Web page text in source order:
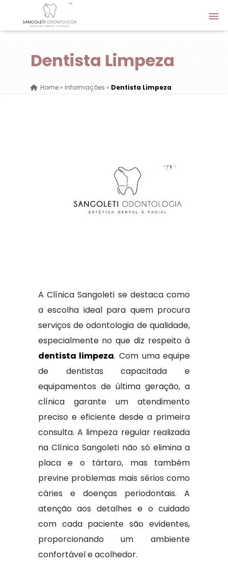
Dentista Limpeza
Home» Informações » Dentista Limpeza
A Clínica Sangoleti se destaca como
a escolha ideal para quem procura
serviços de odontologia de qualidade,
especialmente no que diz respeito à
dentista limpeza. Com uma equipe
de dentistas capacitada e
equipamentos de última geração, a
clínica garante um atendimento
preciso e eficiente desde a primeira
consulta. A limpeza regular realizada
na Clínica Sangoleti não só elimina a
placa e o tártaro, mas também
previne problemas mais sérios como
cáries e doenças periodontais. A
atenção aos detalhes e o cuidado
com cada paciente são evidentes,
proporcionando um ambiente
confortável e acolhedor.